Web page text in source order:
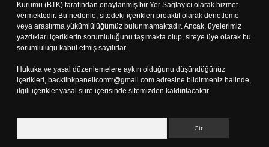
Kurumu (BTK) tarafından onaylanmış bir Yer Sağlayıcı olarak hizmet
vermektedir. Bu nedenle, sitedeki içerikleri proaktif olarak denetleme
veya araştırma yükümlülüğümüz bulunmamaktadır. Ancak, üyelerimiz
yazdıkları içeriklerin sorumluluğunu taşımakta olup, siteye üye olarak bu
sorumluluğu kabul etmiş sayılırlar.
Hukuka ve yasal düzenlemelere aykırı olduğunu düşündüğünüz
içerikleri, backlinkpanelicomtr@gmail.com adresine bildirmeniz halinde,
ilgili içerikler yasal süre içerisinde sitemizden kaldırılacaktır.